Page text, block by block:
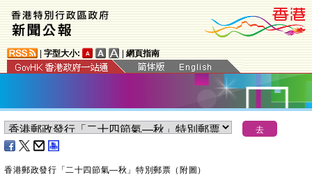
字型大小: 網頁指南
香港郵政發行「二十四節氣—秋」特別郵票（附圖）